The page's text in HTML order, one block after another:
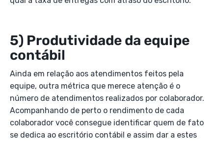
5) Produtividade da equipe
contábil
Ainda em relação aos atendimentos feitos pela
equipe, outra métrica que merece atenção é o
número de atendimentos realizados por colaborador.
Acompanhando de perto o rendimento de cada
colaborador você consegue identificar quem de fato
se dedica ao escritório contábil e assim dar a estes